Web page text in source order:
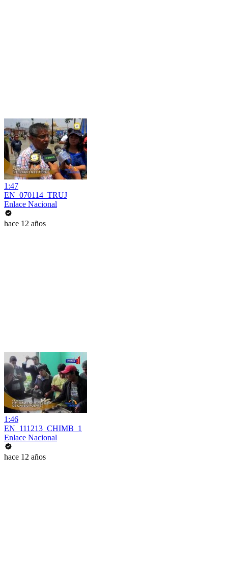
1:47
EN_070114_TRUJ
Enlace Nacional
hace 12 años
1:46
EN_111213_CHIMB_1
Enlace Nacional
hace 12 años